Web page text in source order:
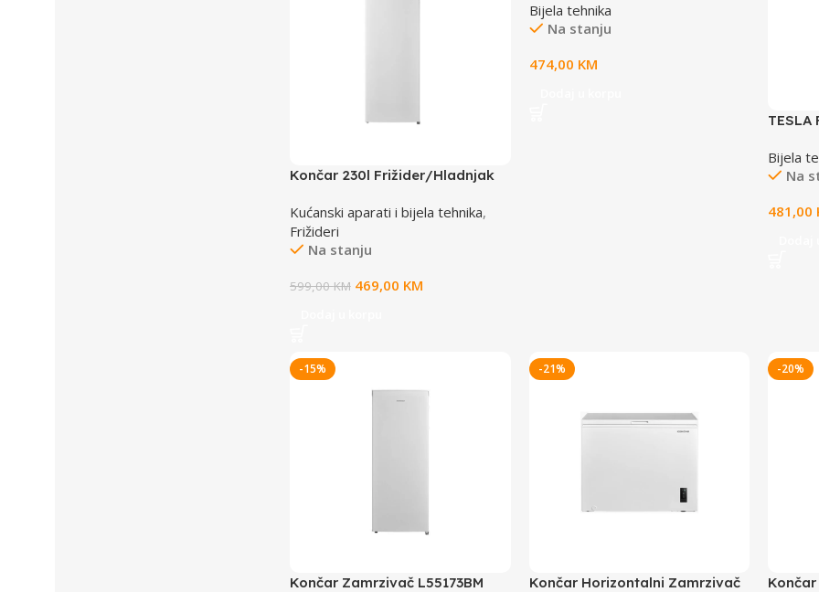
Končar 230l Frižider/Hladnjak
Kućanski aparati i bijela tehnika,
Frižideri
Na stanju
599,00KM 469,00 KM
Bijela tehnika
Na stanju
474,00 KM
TESLA
Bijela
Na
481,00
-15%
Končar Zamrzivač L55173BM
-21%
Končar Horizontalni Zamrzivač
-20%